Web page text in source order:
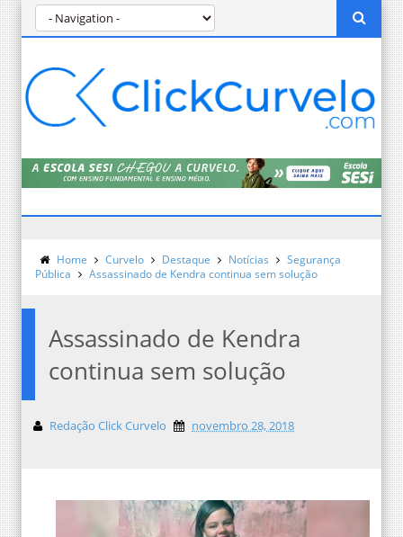
Home Curvelo Destaque Notícias
Segurança
Pública
Assassinado de Kendra continua sem solução
Assassinado de Kendra
continua sem solução
Redação Click Curvelo novembro 28, 2018